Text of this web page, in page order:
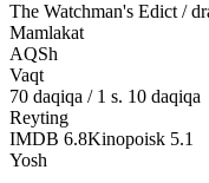
The Watchman's Edict /
Mamlakat
AQSh
Vaqt
70 daqiqa / 1 s. 10 daqiqa
Reyting
IMDB 6.8Kinopoisk 5.1
Yosh